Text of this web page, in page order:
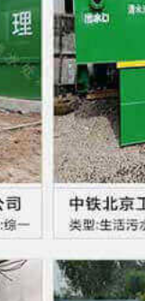
30吨生活污水处理设备合